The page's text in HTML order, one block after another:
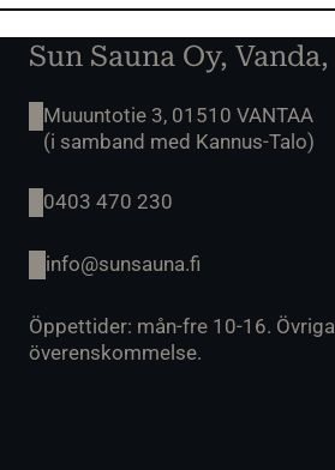
Sun Sauna Oy,
Muuuntotie 3, 01510 VANTAA
(i samband med Kannus-Talo)
0403 470 230
info@sunsauna.fi
Öppettider: mån-fre 10-16.
överenskommelse.